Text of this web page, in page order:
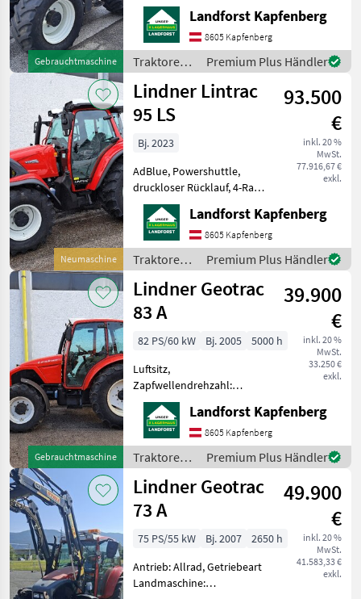
Gebrauchtmaschine
druckloser Rücklauf, 4-Rad
Bremse, Luftsitz,
Zapfwellendrehzahl:
430/540/750/1000,
Höchstgeschwindigkeit in
km/h: 40 km/h,
Kabinenfederung,
Landforst Kapfenberg
8605 Kapfenberg
Traktoren /
Lindner
Premium Plus Händler
Neumaschine
Lindner Lintrac
95 LS
93.500
€
inkl. 20 %
MwSt.
77.916,67 €
exkl.
Bj. 2023
AdBlue, Powershuttle,
druckloser Rücklauf, 4-Rad
Bremse, Luftsitz, EHR,
Zapfwellendrehzahl:
430/540/750/1000,
Höchstgeschwindigkeit in
km/h: 40 km/h,
Kabinenfederung, Plattfo
Landforst Kapfenberg
8605 Kapfenberg
Traktoren /
Lindner
Premium Plus Händler
Gebrauchtmaschine
Lindner Geotrac
83 A
39.900
€
inkl. 20 %
MwSt.
33.250 €
exkl.
82 PS/60 kW Bj. 2005
5000 h
Luftsitz,
Zapfwellendrehzahl:
430/540/750/1000,
Höchstgeschwindigkeit in
km/h: 40 km/h, Plattform:
Kabine, Getriebeart
Landmaschine:
Lastschaltgetriebe,
Kriechgang, Antrie
Landforst Kapfenberg
8605 Kapfenberg
Traktoren /
Lindner
Premium Plus Händler
Lindner Geotrac
73 A
49.900
€
inkl. 20 %
MwSt.
41.583,33 €
exkl.
75 PS/55 kW Bj. 2007
2650 h
Antrieb: Allrad, Getriebeart
Landmaschine: